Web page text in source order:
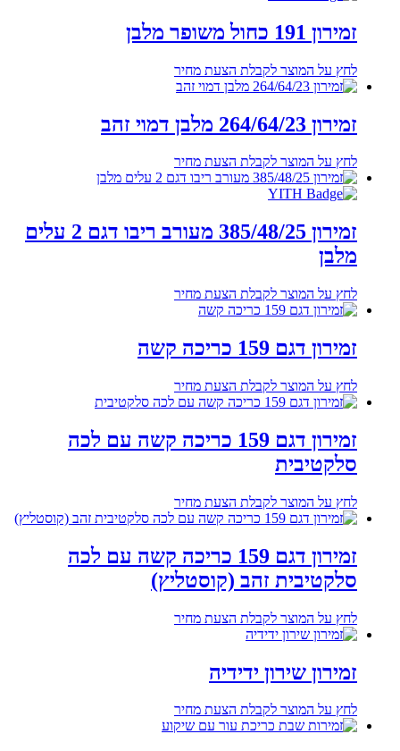
זמירון 191 כחול משופר מלבן
לחץ על המוצר לקבלת הצעת מחיר
זמירון 264/64/23 מלבן דמוי זהב
לחץ על המוצר לקבלת הצעת מחיר
זמירון 385/48/25 מעורב ריבו דגם 2 עלים
מלבן
לחץ על המוצר לקבלת הצעת מחיר
זמירון דגם 159 כריכה קשה
לחץ על המוצר לקבלת הצעת מחיר
זמירון דגם 159 כריכה קשה עם לכה
סלקטיבית
לחץ על המוצר לקבלת הצעת מחיר
זמירון דגם 159 כריכה קשה עם לכה
סלקטיבית זהב (קוסטליץ)
לחץ על המוצר לקבלת הצעת מחיר
זמירון שירון ידידיה
לחץ על המוצר לקבלת הצעת מחיר